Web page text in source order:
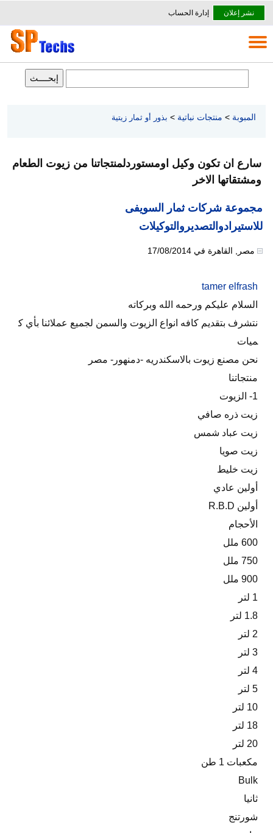
نشر إعلان إدارة الحساب
المبوبة > منتجات نباتية > بذور أو ثمار زيتية
سارع ان تكون وكيل اومستوردلمنتجاتنا من زيوت الطعام
ومشتقاتها الاخر
مجموعة شركات ثمار السويفى
للاستيرادوالتصديروالتوكيلات
مصر القاهرة في 17/08/2014
tamer elfrash
السلام عليكم ورحمه الله وبركاته
نتشرف بتقديم كافه انواع الزيوت والسمن لجميع عملائنا بأي ك
ميات
نحن مصنع زيوت بالاسكندريه -دمنهور- مصر
منتجاتنا
1- الزيوت
زيت ذره صافي
زيت عباد شمس
زيت صويا
زيت خليط
أولين عادي
أولين R.B.D
الأحجام
600 ملل
750 ملل
900 ملل
1 لتر
1.8 لتر
2 لتر
3 لتر
4 لتر
5 لتر
10 لتر
18 لتر
20 لتر
مكعبات 1 طن
Bulk
ثانيا
شورتنج